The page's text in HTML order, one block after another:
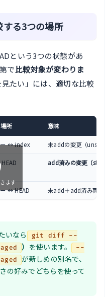
る3つの場所
という3つの状態があ
で比較対象が変わりま
たい」には、適切な比較
所 意味
ー ↔ index 未addの変更（
add済みの変更（
↔ HEAD 未add＋add済み両方
ます
いなら
git diff --
） を使います。
--
が新しめの別名で、
の好みでどちらを使って